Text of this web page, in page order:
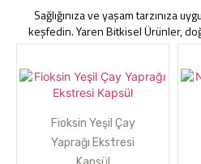
Sağlığınıza ve yaşam tarzınıza
keşfedin. Yaren Bitkisel Ürünler,
Fioksin Yeşil Çay
Yaprağı Ekstresi